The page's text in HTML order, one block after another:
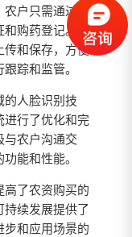
农户只需通过人
和购药登记。同
传和保存，方便
踪和监管。
人脸识别技
进行了优化和完
农户沟通交
能和性能。
高了农资购买的
续发展提供了
和应用场景的